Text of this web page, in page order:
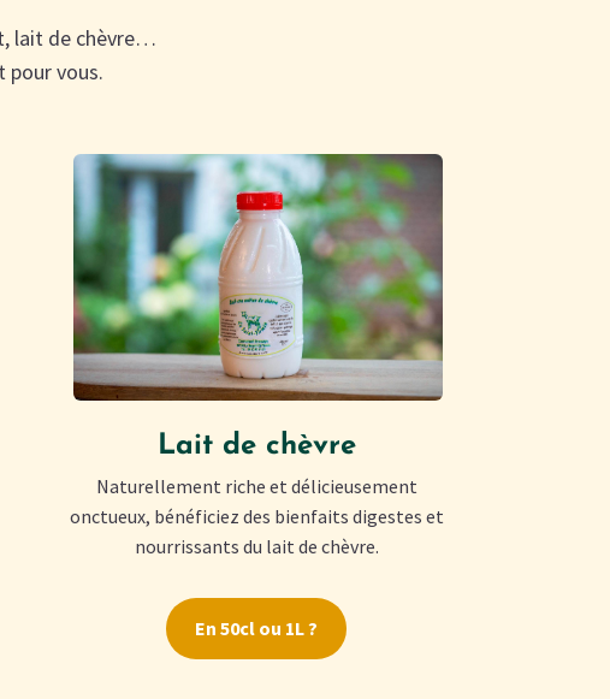
lait de chèvre…
pour vous.
Lait de chèvre
Naturellement riche et délicieusement
onctueux, bénéficiez des bienfaits digestes et
nourrissants du lait de chèvre.
En 50cl ou 1L ?